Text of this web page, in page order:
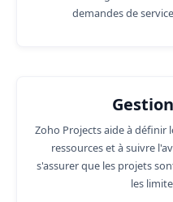
demandes de
Zoho Projects aide à définir
ressources et à suivre
s'assurer que les projets
les